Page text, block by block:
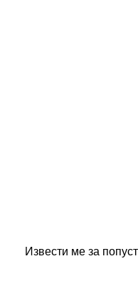
Извести ме за попуст